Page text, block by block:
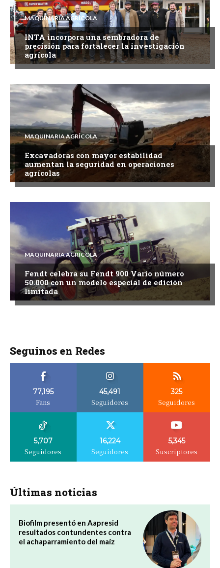
MAQUINARIA AGRÍCOLA
INTA incorpora una sembradora de
precisión para fortalecer la investigación
agrícola
MAQUINARIA AGRÍCOLA
Excavadoras con mayor estabilidad
aumentan la seguridad en operaciones
agrícolas
MAQUINARIA AGRÍCOLA
Fendt celebra su Fendt 900 Vario número
50.000 con un modelo especial de edición
limitada
Seguinos en Redes
77,195
Fans
45,491
Seguidores
325
Seguidores
5,707
Seguidores
16,224
Seguidores
5,345
Suscriptores
Últimas noticias
Biofilm presentó en Aapresid
resultados contundentes contra
el achaparramiento del maíz